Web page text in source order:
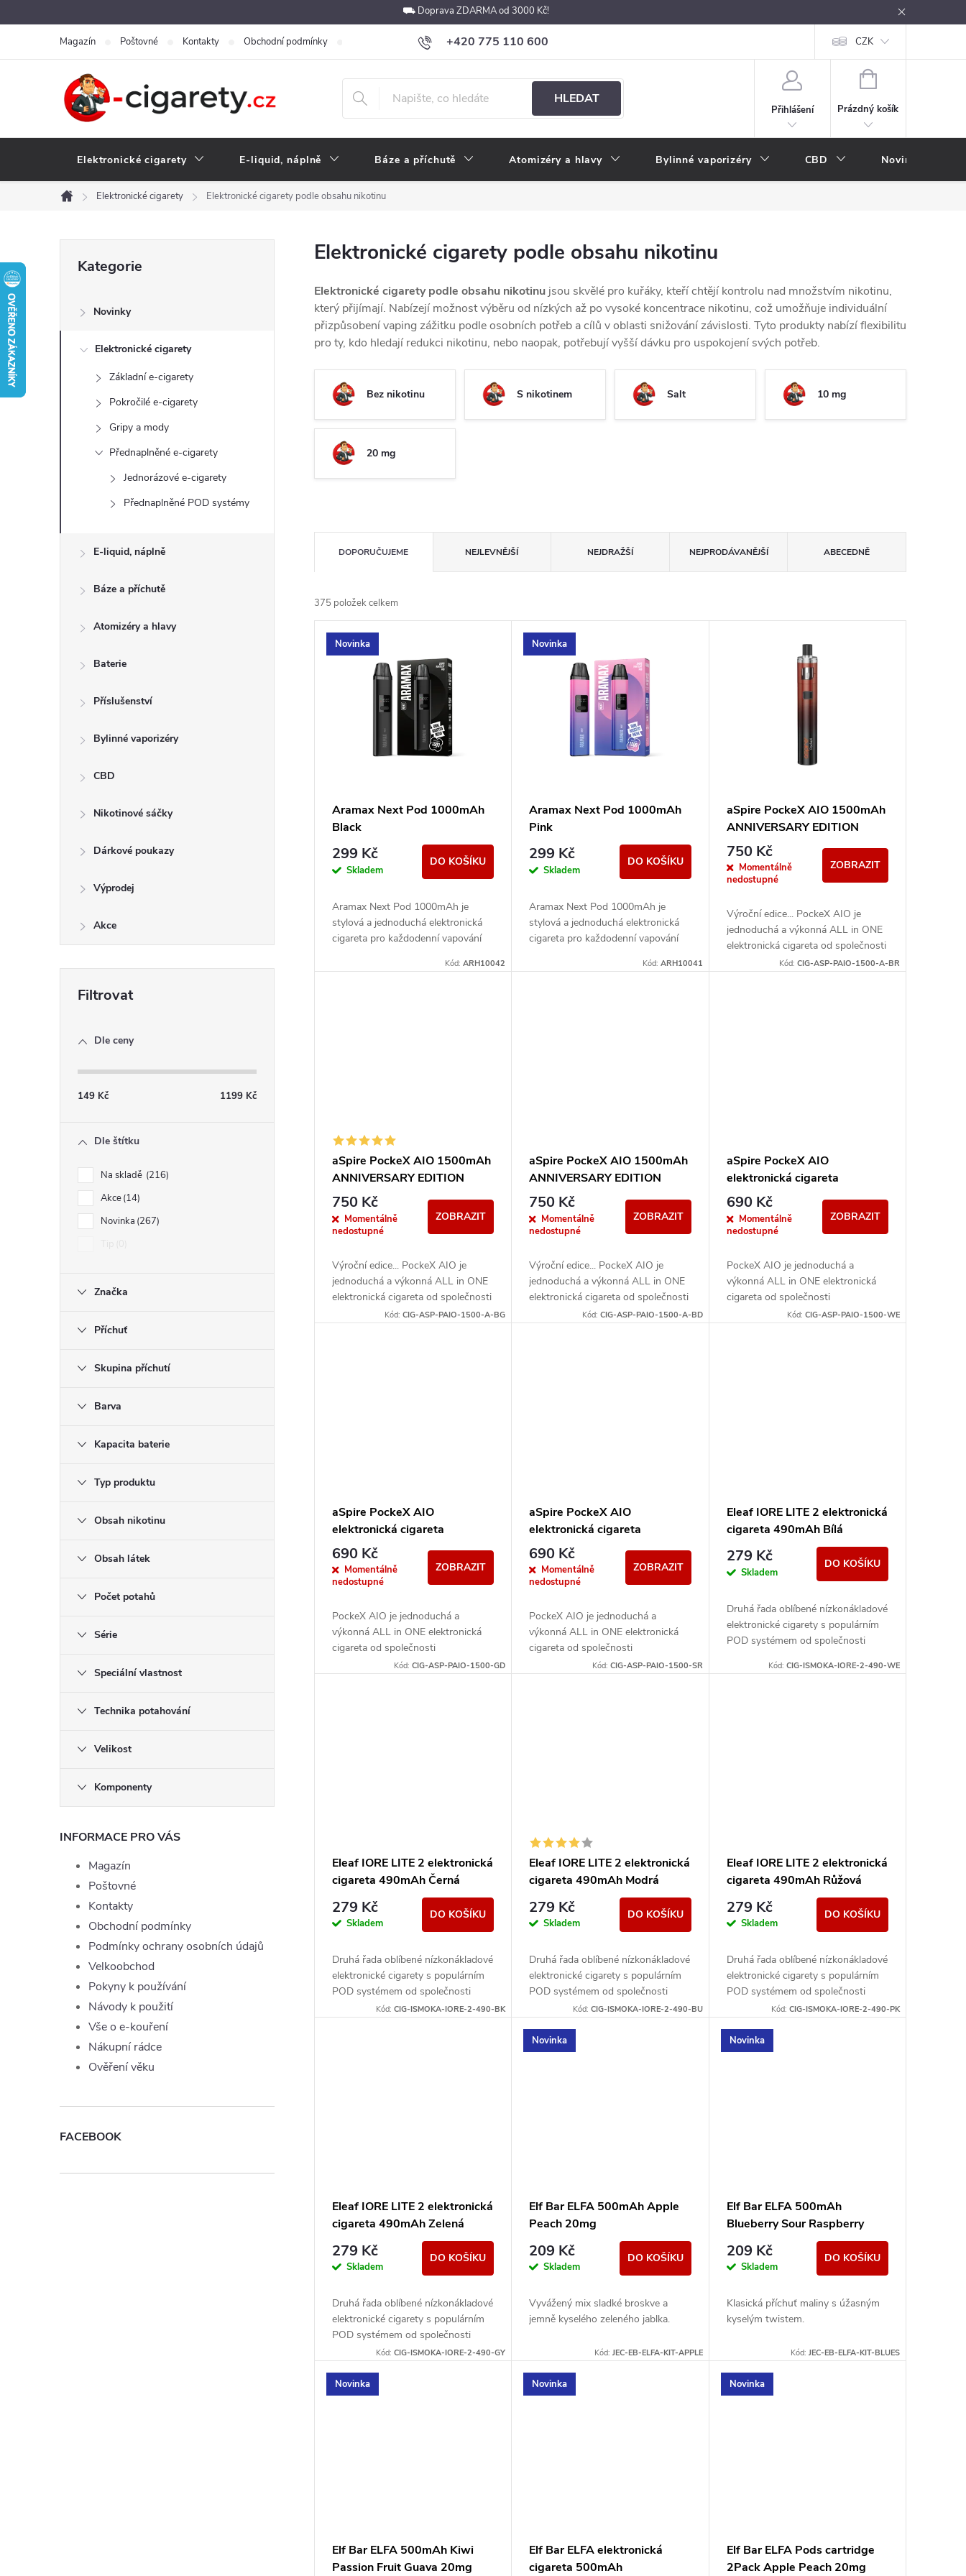
na
⛟ Doprava ZDARMA od 3000 Kč!
+420 775 110 600
obchod@e-cigarety.cz
Magazín Poštovné Kontakty Obchodní podmínky Podmínky ochrany osobních údajů Velkoobchod Vše o e-kouření Nákupní rádce
CZK
HLEDAT
Přihlášení
NÁKUPNÍ
Prázdný košík
Elektronické cigarety E-liquid, náplně Báze a příchutě Atomizéry a hlavy Bylinné vaporizéry CBD Novinky
Domů
Elektronické cigarety Elektronické cigarety podle obsahu nikotinu
s
í
kategorie
Kategorie
Novinky
Elektronické cigarety
Základní e-cigarety
Pokročilé e-cigarety
Gripy a mody
Přednaplněné e-cigarety
Jednorázové e-cigarety
Přednaplněné POD systémy
E-liquid, náplně
Báze a příchutě
Atomizéry a hlavy
Baterie
Příslušenství
Bylinné vaporizéry
CBD
Nikotinové sáčky
Dárkové poukazy
Výprodej
Akce
Dle ceny
149 Kč 1199 Kč
Dle štítku
Na skladě 216
Akce 14
Novinka 267
Značka
Příchuť
Skupina příchutí
Barva
Kapacita baterie
Typ produktu
Obsah nikotinu
Obsah látek
Počet potahů
Série
Speciální vlastnost
Technika potahování
Velikost
Komponenty
INFORMACE PRO VÁS
Magazín
Poštovné
Kontakty
Obchodní podmínky
Podmínky ochrany osobních údajů
Velkoobchod
Pokyny k používání
Návody k použití
Vše o e-kouření
Nákupní rádce
Ověření věku
FACEBOOK
Elektronické cigarety podle obsahu nikotinu
Elektronické cigarety podle obsahu nikotinu jsou skvělé pro kuřáky, kteří chtějí kontrolu nad množstvím nikotinu,
který přijímají. Nabízejí možnost výběru od nízkých až po vysoké koncentrace nikotinu, což umožňuje individuální
přizpůsobení vaping zážitku podle osobních potřeb a cílů v oblasti snižování závislosti. Tyto produkty nabízí flexibilitu
pro ty, kdo hledají redukci nikotinu, nebo naopak, potřebují vyšší dávku pro uspokojení svých potřeb.
Bez nikotinu S nikotinem Salt 10 mg
20 mg
a
z
e
t
DOPORUČUJEME NEJLEVNĚJŠÍ NEJDRAŽŠÍ NEJPRODÁVANĚJŠÍ ABECEDNĚ
375 položek celkem
V
u
Novinka
Aramax Next Pod 1000mAh
Black
299 Kč
Skladem
DO KOŠÍKU
Aramax Next Pod 1000mAh je
stylová a jednoduchá elektronická
cigareta pro každodenní vapování
baterie, pohodlné...
Kód:ARH10042
Novinka
Aramax Next Pod 1000mAh
Pink
299 Kč
Skladem
DO KOŠÍKU
Aramax Next Pod 1000mAh je
stylová a jednoduchá elektronická
cigareta pro každodenní vapování
baterie, pohodlné...
Kód: ARH10041
aSpire PockeX AIO 1500mAh
ANNIVERSARY EDITION
Černá-červená
750 Kč
Momentálně
nedostupné
ZOBRAZIT
Výroční edice... PockeX AIO je
jednoduchá a výkonná ALL in ONE
elektronická cigareta od společnosti
aSpire. Svými vlastnostmi uspokojí
Kód: CIG-ASP-PAIO-1500-A-BR
aSpire PockeX AIO 1500mAh
ANNIVERSARY EDITION
Černá-šedá
750 Kč
Momentálně
nedostupné
ZOBRAZIT
Výroční edice... PockeX AIO je
jednoduchá a výkonná ALL in ONE
elektronická cigareta od společnosti
aSpire. Svými vlastnostmi uspokojí
Kód:CIG-ASP-PAIO-1500-A-BG
aSpire PockeX AIO 1500mAh
ANNIVERSARY EDITION
Černá-zlatá
750 Kč
Momentálně
nedostupné
ZOBRAZIT
Výroční edice... PockeX AIO je
jednoduchá a výkonná ALL in ONE
elektronická cigareta od společnosti
aSpire. Svými vlastnostmi uspokojí
Kód: CIG-ASP-PAIO-1500-A-BD
aSpire PockeX AIO
elektronická cigareta
1500mAh Bílá
690 Kč
Momentálně
nedostupné
ZOBRAZIT
PockeX AIO je jednoduchá a
výkonná ALL in ONE elektronická
cigareta od společnosti
aSpire. Svými vlastnostmi uspokojí
Kód: CIG-ASP-PAIO-1500-WE
aSpire PockeX AIO
elektronická cigareta
1500mAh Růžová
690 Kč
Momentálně
nedostupné
ZOBRAZIT
PockeX AIO je jednoduchá a
výkonná ALL in ONE elektronická
cigareta od společnosti
aSpire. Svými vlastnostmi uspokojí
Kód:CIG-ASP-PAIO-1500-GD
aSpire PockeX AIO
elektronická cigareta
1500mAh Stříbrná
690 Kč
Momentálně
nedostupné
ZOBRAZIT
PockeX AIO je jednoduchá a
výkonná ALL in ONE elektronická
cigareta od společnosti
aSpire. Svými vlastnostmi uspokojí
Kód: CIG-ASP-PAIO-1500-SR
Eleaf IORE LITE 2 elektronická
cigareta 490mAh Bílá
279 Kč
Skladem
DO KOŠÍKU
Druhá řada oblíbené nízkonákladové
elektronické cigarety s populárním
POD systémem od společnosti
kapacitě 490mAh disponuje...
Kód: CIG-ISMOKA-IORE-2-490-WE
Eleaf IORE LITE 2 elektronická
cigareta 490mAh Černá
279 Kč
Skladem
DO KOŠÍKU
Druhá řada oblíbené nízkonákladové
elektronické cigarety s populárním
POD systémem od společnosti
Eleaf. Integrovaný monočlánek o
Kód:CIG-ISMOKA-IORE-2-490-BK
Eleaf IORE LITE 2 elektronická
cigareta 490mAh Modrá
279 Kč
Skladem
DO KOŠÍKU
Druhá řada oblíbené nízkonákladové
elektronické cigarety s populárním
POD systémem od společnosti
Eleaf. Integrovaný monočlánek o
Kód: CIG-ISMOKA-IORE-2-490-BU
Eleaf IORE LITE 2 elektronická
cigareta 490mAh Růžová
279 Kč
Skladem
DO KOŠÍKU
Druhá řada oblíbené nízkonákladové
elektronické cigarety s populárním
POD systémem od společnosti
Eleaf. Integrovaný monočlánek o
Kód: CIG-ISMOKA-IORE-2-490-PK
Eleaf IORE LITE 2 elektronická
cigareta 490mAh Zelená
279 Kč
Skladem
DO KOŠÍKU
Druhá řada oblíbené nízkonákladové
elektronické cigarety s populárním
POD systémem od společnosti
Eleaf. Integrovaný monočlánek o
Kód:CIG-ISMOKA-IORE-2-490-GY
Novinka
Elf Bar ELFA 500mAh Apple
Peach 20mg
209 Kč
Skladem
DO KOŠÍKU
Vyvážený mix sladké broskve a
jemně kyselého zeleného jablka.
Kód: JEC-EB-ELFA-KIT-APPLE
Novinka
Elf Bar ELFA 500mAh
Blueberry Sour Raspberry
20mg
209 Kč
Skladem
DO KOŠÍKU
Klasická příchuť maliny s úžasným
kyselým twistem.
Kód: JEC-EB-ELFA-KIT-BLUES
Novinka
Elf Bar ELFA 500mAh Kiwi
Passion Fruit Guava 20mg
Novinka
Elf Bar ELFA elektronická
cigareta 500mAh
Novinka
Elf Bar ELFA Pods cartridge
2Pack Apple Peach 20mg